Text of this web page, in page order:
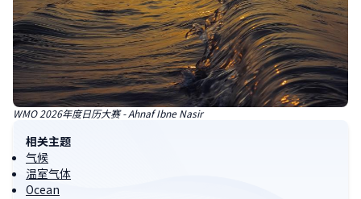
WMO 2026年度日历大赛 - Ahnaf Ibne Nasir
相关主题
气候
温室气体
Ocean